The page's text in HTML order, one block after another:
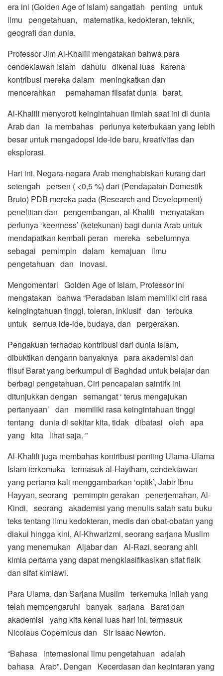
era ini (Golden Age of Islam) sangatlah penting untuk
ilmu pengetahuan, matematika, kedokteran, teknik,
geografi dan dunia.
Professor Jim Al-Khalili mengatakan bahwa para
cendekiawan Islam dahulu dikenal luas karena
kontribusi mereka dalam meningkatkan dan
mencerahkan pemahaman filsafat dunia barat.
Al-Khalili menyoroti keingintahuan ilmiah saat ini di dunia
Arab dan ia membahas perlunya keterbukaan yang lebih
besar untuk mengadopsi ide-ide baru, kreativitas dan
eksplorasi.
Hari ini, Negara-negara Arab menghabiskan kurang dari
setengah persen ( <0,5 %) dari (Pendapatan Domestik
Bruto) PDB mereka pada (Research and Development)
penelitian dan pengembangan, al-Khalili menyatakan
perlunya ‘keenness’ (ketekunan) bagi dunia Arab untuk
mendapatkan kembali peran mereka sebelumnya
sebagai pemimpin dalam kemajuan ilmu
pengetahuan dan inovasi.
Mengomentari Golden Age of Islam, Professor ini
mengatakan bahwa “Peradaban Islam memiliki ciri rasa
keingingtahuan tinggi, toleran, inklusif dan terbuka
untuk semua ide-ide, budaya, dan pergerakan.
Pengakuan terhadap kontribusi dari dunia Islam,
dibuktikan dengann banyaknya para akademisi dan
filsuf Barat yang berkumpul di Baghdad untuk belajar dan
berbagi pengetahuan. Ciri pencapaian saintifk ini
ditunjukkan dengan semangat ‘ terus mengajukan
pertanyaan’ dan memiliki rasa keingintahuan tinggi
tentang dunia di sekitar kita, tidak dibatasi oleh apa
yang kita lihat saja. ”
Al-Khalili juga membahas kontribusi penting Ulama-Ulama
Islam terkemuka termasuk al-Haytham, cendekiawan
yang pertama kali menggambarkan ‘optik’, Jabir Ibnu
Hayyan, seorang pemimpin gerakan penerjemahan, Al-
Kindi, seorang akademisi yang menulis salah satu buku
teks tentang ilmu kedokteran, medis dan obat-obatan yang
diakui hingga kini, Al-Khwarizmi, seorang sarjana Muslim
yang menemukan Aljabar dan Al-Razi, seorang ahli
kimia pertama yang dapat mengklasifikasikan sifat fisik
dan sifat kimiawi.
Para Ulama, dan Sarjana Muslim terkemuka inilah yang
telah mempengaruhi banyak sarjana Barat dan
akademisi yang kita kenal luas hari ini, termasuk
Nicolaus Copernicus dan Sir Isaac Newton.
“Bahasa internasional ilmu pengetahuan adalah
bahasa Arab”. Dengan Kecerdasan dan kepintaran yang